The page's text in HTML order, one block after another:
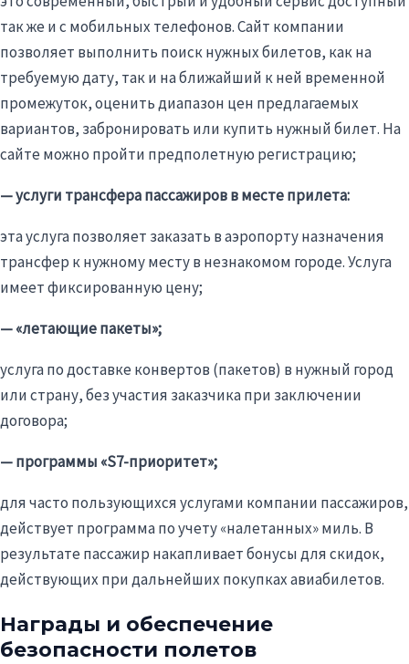
так же и с мобильных телефонов. Сайт компании
позволяет выполнить поиск нужных билетов, как на
требуемую дату, так и на ближайший к ней временной
промежуток, оценить диапазон цен предлагаемых
вариантов, забронировать или купить нужный билет. На
сайте можно пройти предполетную регистрацию;
— услуги трансфера пассажиров в месте прилета:
эта услуга позволяет заказать в аэропорту назначения
трансфер к нужному месту в незнакомом городе. Услуга
имеет фиксированную цену;
— «летающие пакеты»;
услуга по доставке конвертов (пакетов) в нужный город
или страну, без участия заказчика при заключении
договора;
— программы «S7-приоритет»;
для часто пользующихся услугами компании пассажиров,
действует программа по учету «налетанных» миль. В
результате пассажир накапливает бонусы для скидок,
действующих при дальнейших покупках авиабилетов.
Награды и обеспечение
безопасности полетов